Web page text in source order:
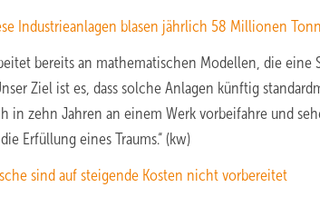
Industrieanlagen blasen jährlich 58 Millionen
bereits an mathematischen Modellen, die
Ziel ist es, dass solche Anlagen künftig
in zehn Jahren an einem Werk vorbeifahre und
Erfüllung eines Traums.“ (kw)
sind auf steigende Kosten nicht vorbereitet